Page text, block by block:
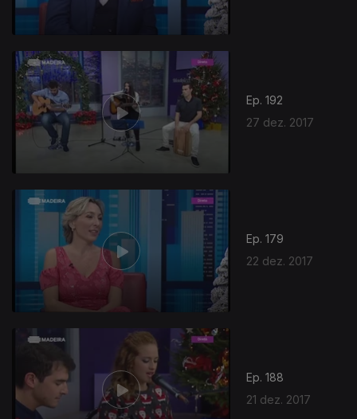
Ep. 192
27 dez. 2017
Ep. 179
22 dez. 2017
Ep. 188
21 dez. 2017